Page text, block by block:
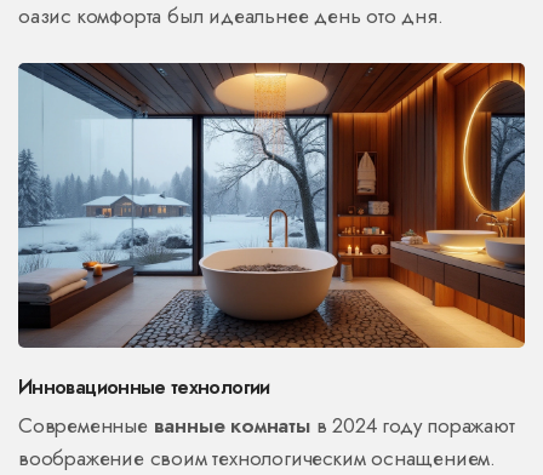
оазис комфорта был идеальнее день ото дня.
Инновационные технологии
Современные ванные комнатыв 2024 году поражают
воображение своим технологическим оснащением.